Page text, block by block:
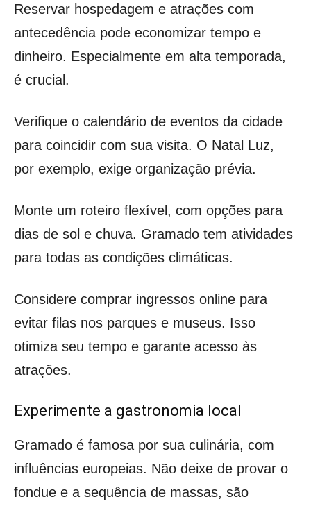
Reservar hospedagem e atrações com
antecedência pode economizar tempo e
dinheiro. Especialmente em alta temporada,
é crucial.
Verifique o calendário de eventos da cidade
para coincidir com sua visita. O Natal Luz,
por exemplo, exige organização prévia.
Monte um roteiro flexível, com opções para
dias de sol e chuva. Gramado tem atividades
para todas as condições climáticas.
Considere comprar ingressos online para
evitar filas nos parques e museus. Isso
otimiza seu tempo e garante acesso às
atrações.
Experimente a gastronomia local
Gramado é famosa por sua culinária, com
influências europeias. Não deixe de provar o
fondue e a sequência de massas, são